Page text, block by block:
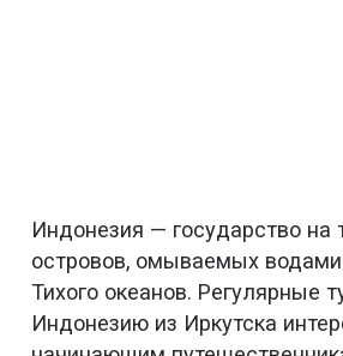
Индонезия — государство на
островов, омываемых
Тихого океанов. Регулярные
Индонезию из Иркутска